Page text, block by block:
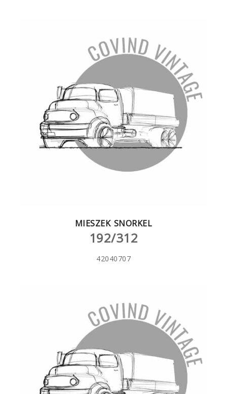
MIESZEK SNORKEL
192/312
42040707